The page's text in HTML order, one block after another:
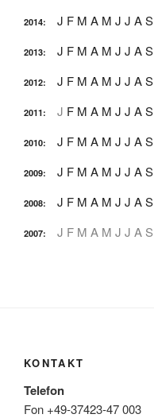
2014: J F M A M J J AS
2013: J F M A M J J AS
2012: J F M A M J J AS
2011: J F M A M J J AS
2010: J F M A M J J AS
2009: J F M A M J J AS
2008: J F M A M J J AS
2007: J F M A M J J A S
KONTAKT
Telefon
Fon +49-37423-47 003